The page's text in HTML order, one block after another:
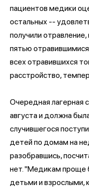
пациентов медики
остальных --
получили
пятью
всех отравившихся
расстройство,
Очередная лагерная
августа и должна
случившегося
детей по домам на
разобравшись,
нет. "Медикам проще
детьми и взрослыми,